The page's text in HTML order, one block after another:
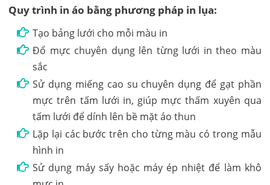
Quy trình in áo bằng phương pháp in lụa:
Tạo bảng lưới cho mỗi màu in
Đổ mực chuyên dụng lên từng lưới in theo màu
sắc
Sử dụng miếng cao su chuyên dụng để gạt phần
mực trên tấm lưới in, giúp mực thấm xuyên qua
tấm lưới để dính lên bề mặt áo thun
Lặp lại các bước trên cho từng màu có trong mẫu
hình in
Sử dụng máy sấy hoặc máy ép nhiệt để làm khô